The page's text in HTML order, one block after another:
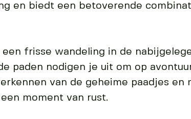
en biedt een betoverende
frisse wandeling in de
paden nodigen je uit om op
van de geheime paadjes en
moment van rust.